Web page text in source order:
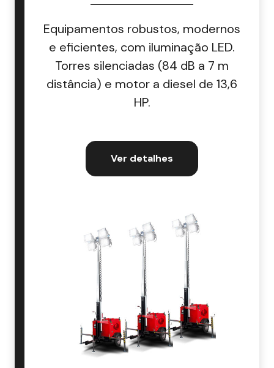
Equipamentos robustos, modernos
e eficientes, com iluminação LED.
Torres silenciadas (84 dB a 7 m
distância) e motor a diesel de 13,6
HP.
Ver detalhes